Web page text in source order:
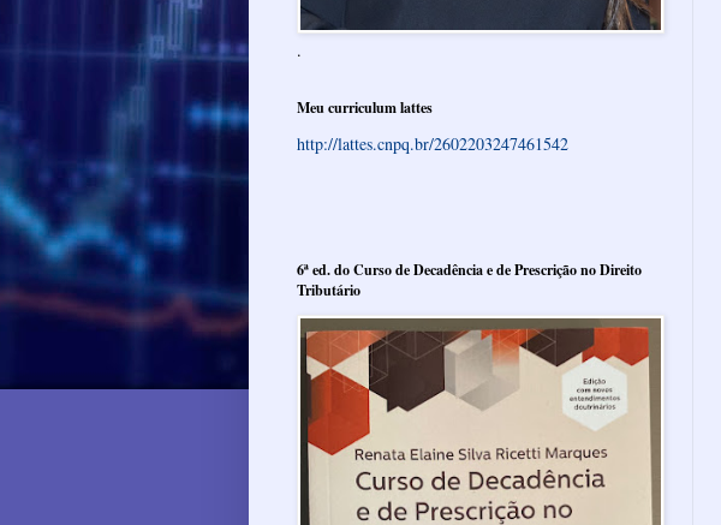
.
Meu curriculum lattes
http://lattes.cnpq.br/2602203247461542
6ª ed. do Curso de Decadência e de Prescrição no Direito
Tributário